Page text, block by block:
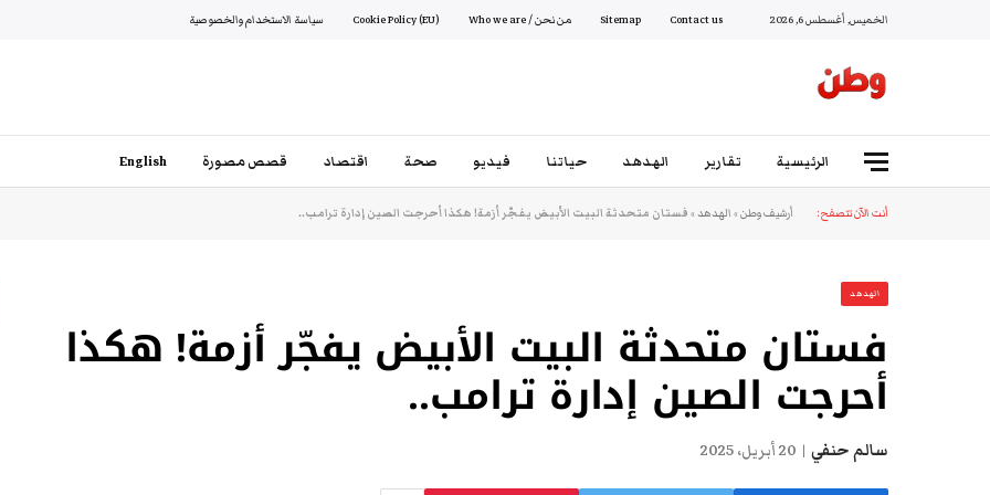
الخميس, أغسطس 6, 2026 Contact us
Sitemap من نحن / Who we are Cookie Policy (EU) سياسة الاستخدام والخصوصية
الرئيسية تقارير الهدهد حياتنا فيديو صحة اقتصاد قصص مصورة English
أنت الآن تتصفح: أرشيف وطن»الهدهد»فستان متحدثة البيت الأبيض يفجّر أزمة! هكذا أحرجت الصين إدارة ترامب..
الهدهد
فستان متحدثة البيت الأبيض يفجّر أزمة! هكذا
أحرجت الصين إدارة ترامب..
سالم حنفي 20 أبريل، 2025